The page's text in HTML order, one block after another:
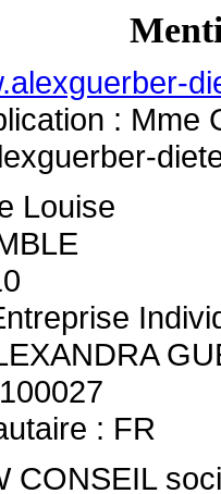
: Mme
Louise
: FR
CONSEIL